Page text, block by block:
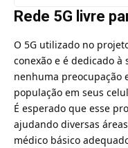
Rede 5G livre
O 5G utilizado no
conexão e é dedicado à
nenhuma preocupação
população em seus
É esperado que esse
ajudando diversas
médico básico